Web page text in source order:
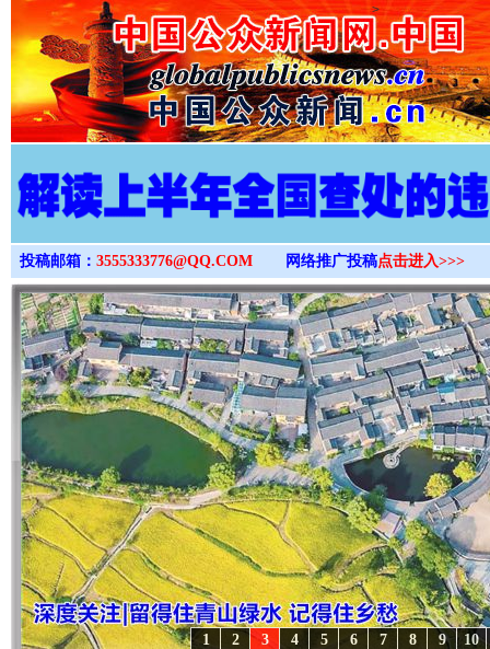
>
投稿邮箱： 3555333776@QQ.COM 网络推广投稿点击进入>>>
10
9
8
7
6
5
4
3
2
1